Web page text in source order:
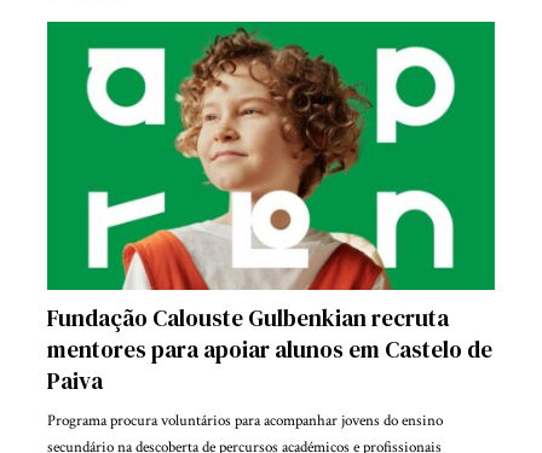
Fundação Calouste Gulbenkian recruta
mentores para apoiar alunos em Castelo de
Paiva
Programa procura voluntários para acompanhar jovens do ensino
secundário na descoberta de percursos académicos e profissionais